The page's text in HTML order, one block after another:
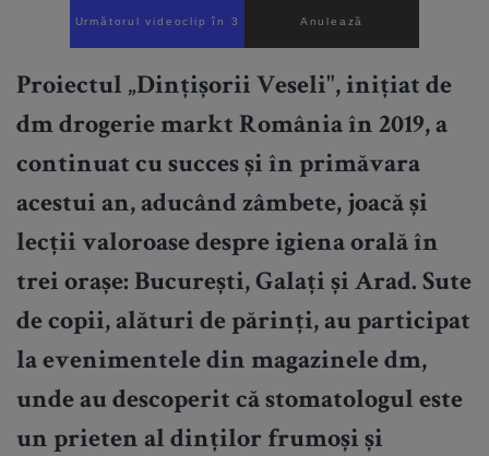
Următorul videoclip în 1 Anulează
Proiectul „Dințișorii Veseli", inițiat de
dm drogerie markt România în 2019, a
continuat cu succes și în primăvara
acestui an, aducând zâmbete, joacă și
lecții valoroase despre igiena orală în
trei orașe: București, Galați și Arad. Sute
de copii, alături de părinți, au participat
la evenimentele din magazinele dm,
unde au descoperit că stomatologul este
un prieten al dinților frumoși și